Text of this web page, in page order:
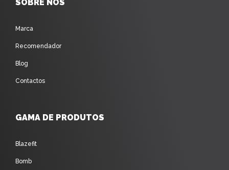
SOBRE NÓS
Marca
Recomendador
Blog
Contactos
GAMA DE PRODUTOS
Blazefit
Bomb